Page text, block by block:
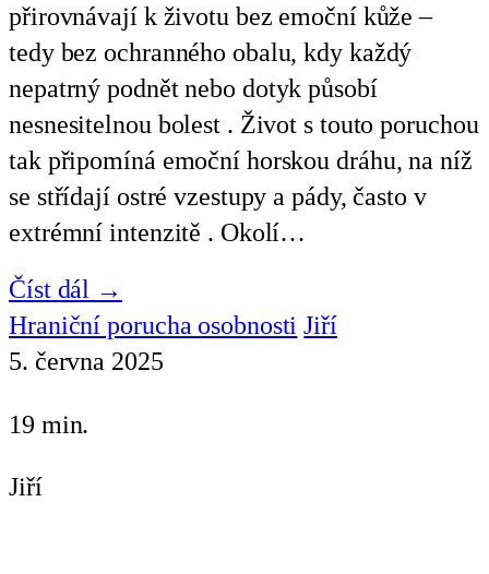
přirovnávají k životu bez emoční kůže –
tedy bez ochranného obalu, kdy každý
nepatrný podnět nebo dotyk působí
nesnesitelnou bolest . Život s touto poruchou
tak připomíná emoční horskou dráhu, na níž
se střídají ostré vzestupy a pády, často v
extrémní intenzitě . Okolí…
Číst dál →
Hraniční porucha osobnosti Jiří
5. června 2025
19 min.
Jiří